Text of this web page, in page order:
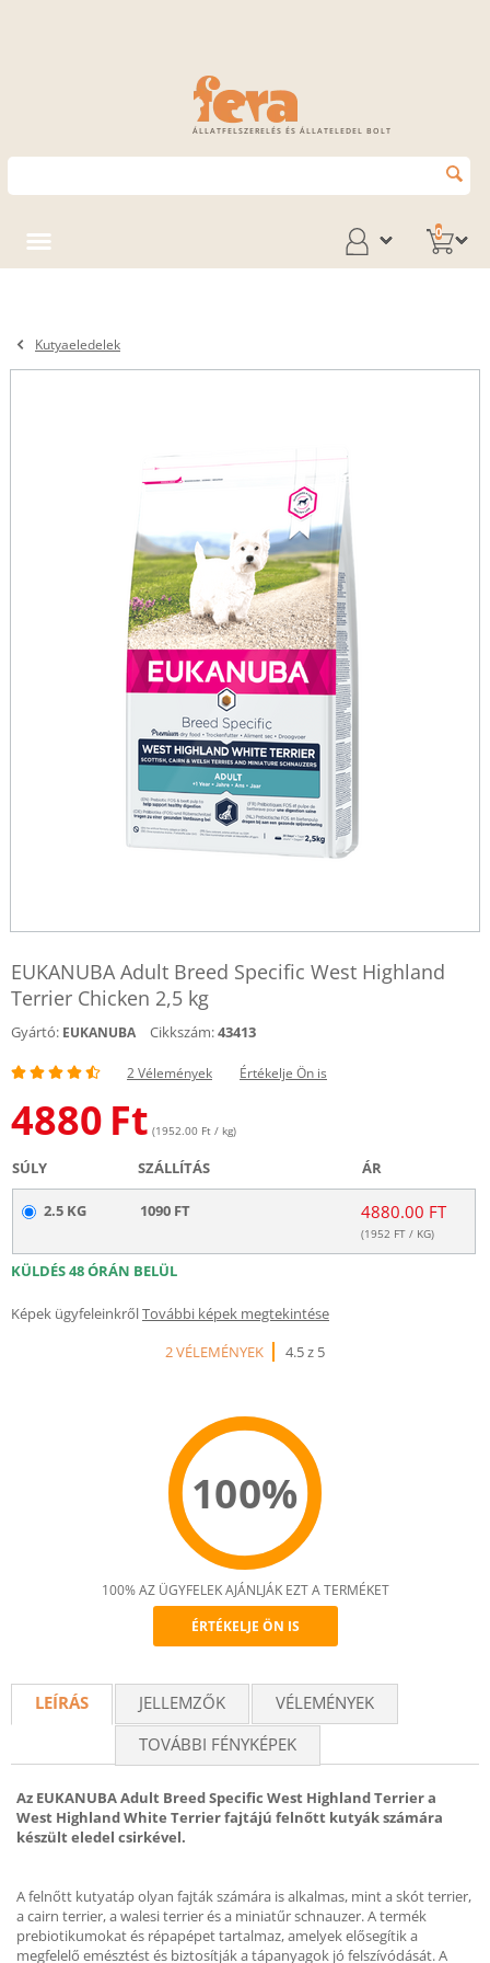
ÁLLATFELSZERELÉS ÉS ÁLLATELEDEL BOLT
0
Kutyaeledelek
EUKANUBA Adult Breed Specific West Highland
Terrier Chicken 2,5 kg
Gyártó: EUKANUBA Cikkszám:43413
2 Vélemények Értékelje Ön is
4880 Ft (1952.00 Ft / kg)
SÚLY SZÁLLÍTÁS ÁR
2.5 KG 1090 FT 4880.00 FT
(1952 FT / KG)
KÜLDÉS 48 ÓRÁN BELÜL
Képek ügyfeleinkrőlTovábbi képek megtekintése
2 VÉLEMÉNYEK
4.5 z 5
100%
Recommend
100% AZ ÜGYFELEK AJÁNLJÁK EZT A TERMÉKET
ÉRTÉKELJE ÖN IS
LEÍRÁS JELLEMZŐK
VÉLEMÉNYEK
TOVÁBBI FÉNYKÉPEK
Az EUKANUBA Adult Breed Specific West Highland Terrier a
West Highland White Terrier fajtájú felnőtt kutyák számára
készült eledel csirkével.
A felnőtt kutyatáp olyan fajták számára is alkalmas, mint a skót terrier,
a cairn terrier, a walesi terrier és a miniatűr schnauzer. A termék
prebiotikumokat és répapépet tartalmaz, amelyek elősegítik a
megfelelő emésztést és biztosítják a tápanyagok jó felszívódását. A